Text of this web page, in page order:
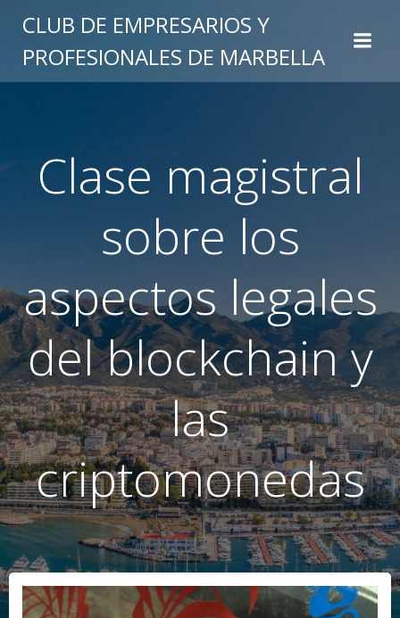
al
contenido
CLUB DE EMPRESARIOS Y
PROFESIONALES DE MARBELLA
Clase magistral
sobre los
aspectos legales
del blockchain y
las
criptomonedas